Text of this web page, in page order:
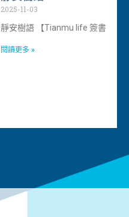
2025-11-03
靜安樹語 【Tianmu life 簽書
閱讀更多 »